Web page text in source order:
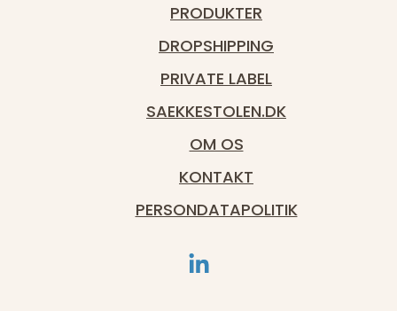
PRODUKTER
DROPSHIPPING
PRIVATE LABEL
SAEKKESTOLEN.DK
OM OS
KONTAKT
PERSONDATAPOLITIK